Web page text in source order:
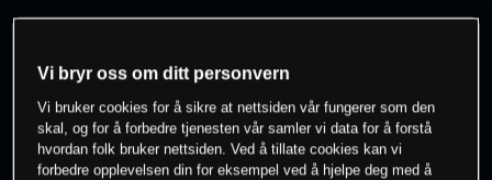
- -
0% av kunder erpå dette instrumentet
Vi bryr oss om ditt personvern
Vi bruker cookies for å sikre at nettsiden vår fungerer som den
skal, og for å forbedre tjenesten vår samler vi data for å forstå
hvordan folk bruker nettsiden. Ved å tillate cookies kan vi
forbedre opplevelsen din for eksempel ved å hjelpe deg med å